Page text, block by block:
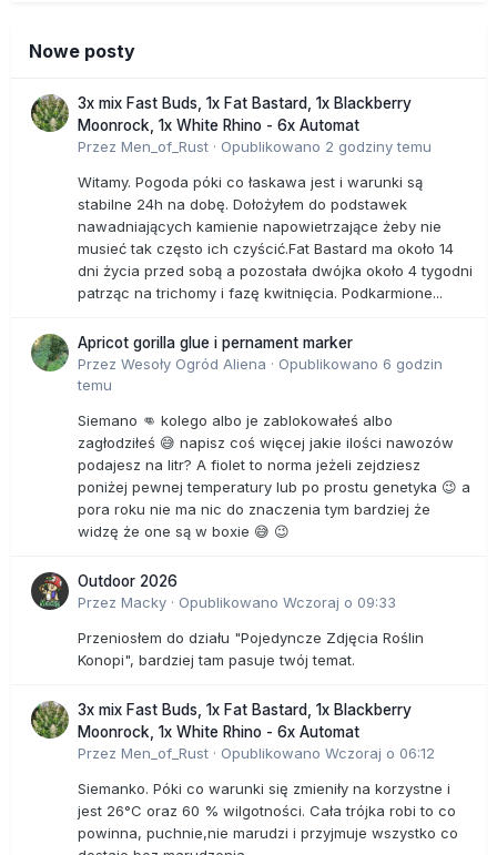
Nowe posty
3x mix Fast Buds, 1x Fat Bastard, 1x Blackberry
Moonrock, 1x White Rhino - 6x Automat
Przez Men_of_Rust · Opublikowano 2 godziny temu
Witamy. Pogoda póki co łaskawa jest i warunki są
stabilne 24h na dobę. Dołożyłem do podstawek
nawadniających kamienie napowietrzające żeby nie
musieć tak często ich czyścić.Fat Bastard ma około 14
dni życia przed sobą a pozostała dwójka około 4 tygodni
patrząc na trichomy i fazę kwitnięcia. Podkarmione...
Apricot gorilla glue i pernament marker
Przez Wesoły Ogród Aliena · Opublikowano 6 godzin
temu
Siemano 👊 kolego albo je zablokowałeś albo
zagłodziłeś 😅 napisz coś więcej jakie ilości nawozów
podajesz na litr? A fiolet to norma jeżeli zejdziesz
poniżej pewnej temperatury lub po prostu genetyka 😉 a
pora roku nie ma nic do znaczenia tym bardziej że
widzę że one są w boxie 😅 😉
Outdoor 2026
Przez Macky · Opublikowano Wczoraj o 09:33
Przeniosłem do działu "Pojedyncze Zdjęcia Roślin
Konopi", bardziej tam pasuje twój temat.
3x mix Fast Buds, 1x Fat Bastard, 1x Blackberry
Moonrock, 1x White Rhino - 6x Automat
Przez Men_of_Rust · Opublikowano Wczoraj o 06:12
Siemanko. Póki co warunki się zmieniły na korzystne i
jest 26°C oraz 60 % wilgotności. Cała trójka robi to co
powinna, puchnie,nie marudzi i przyjmuje wszystko co